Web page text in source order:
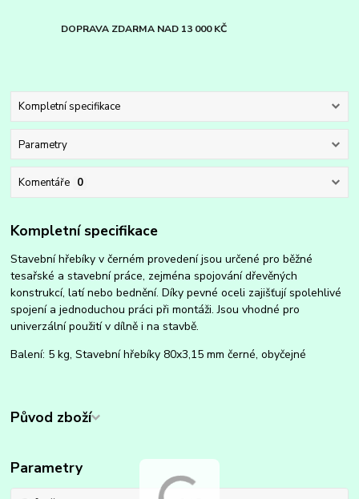
DOPRAVA ZDARMA NAD 13 000 KČ
Kompletní specifikace
Parametry
Komentáře 0
Kompletní specifikace
Stavební hřebíky v černém provedení jsou určené pro běžné
tesařské a stavební práce, zejména spojování dřevěných
konstrukcí, latí nebo bednění. Díky pevné oceli zajišťují spolehlivé
spojení a jednoduchou práci při montáži. Jsou vhodné pro
univerzální použití v dílně i na stavbě.
Balení: 5 kg, Stavební hřebíky 80x3,15 mm černé, obyčejné
Původ zboží
Parametry